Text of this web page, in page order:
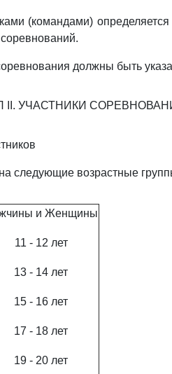
(командами)
должны быть
II. УЧАСТНИКИ
следующие возрастные
и Женщины
11 - 12 лет
13 - 14 лет
15 - 16 лет
17 - 18 лет
19 - 20 лет